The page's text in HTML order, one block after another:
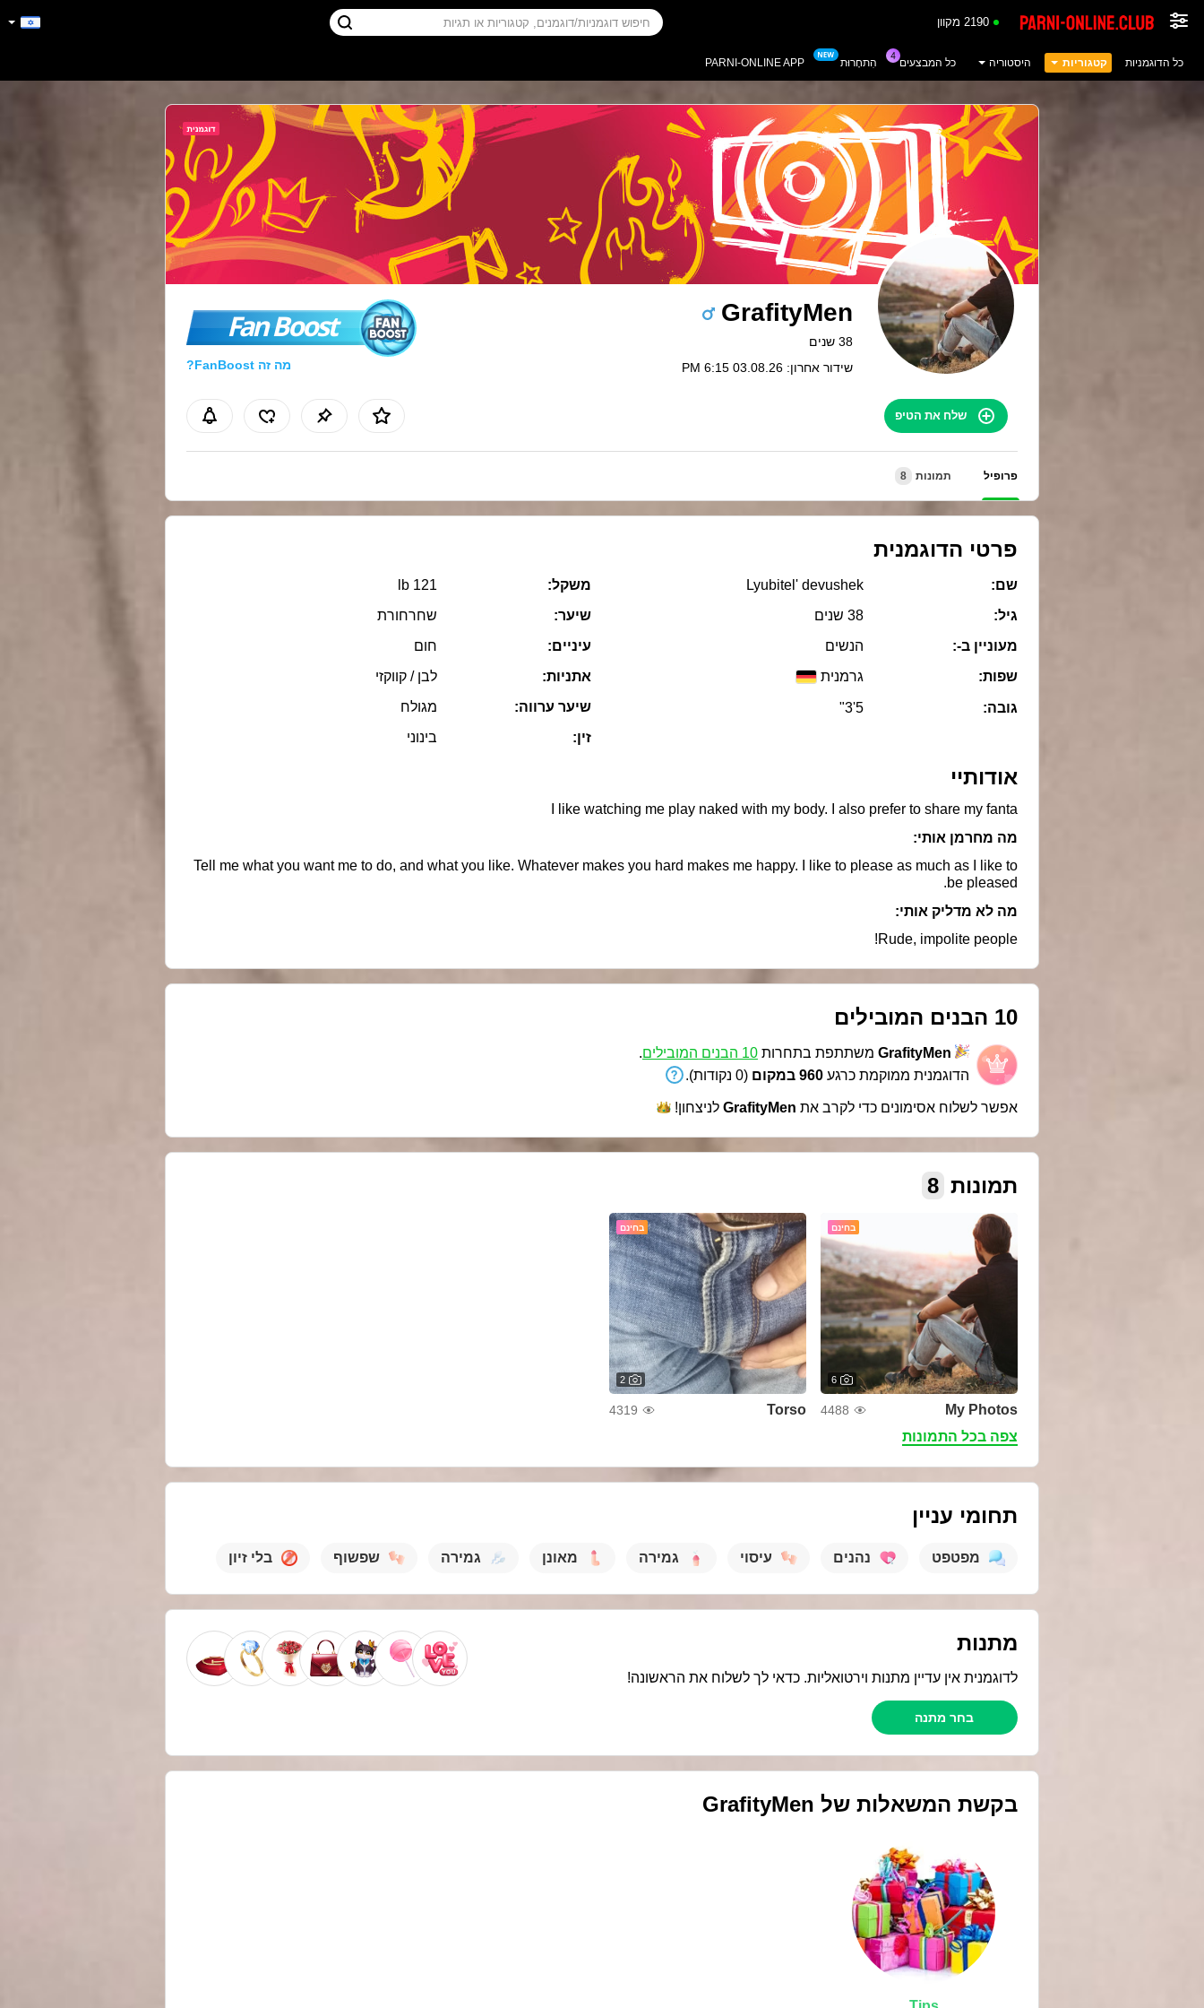
2190 מקוון
כל הדוגמניות קטגוריות היסטוריה כל המבצעים הִתחָרוּת PARNI-ONLINE APP
GrafityMen
38 שנים
שידור אחרון: 03.08.26 6:15 PM
Fan Boost
מה זה FanBoost?
שלח את הטיפ
פרופיל תמונות 8
פרטי הדוגמנית
שם:
Lyubitel' devushek
גיל:
38 שנים
מעוניין ב-:
הנשים
שפות:
גרמנית
גובה: 5'3"
משקל:
121 lb
שיער:
שחרחורת
עיניים:
חום
אתניות:
לבן / קווקזי
שיער ערווה:
מגולח
זין:
בינוני
אודותיי
I like watching me play naked with my body. I also prefer to share my fanta
מה מחרמן אותי:
Tell me what you want me to do, and what you like. Whatever makes you hard makes me happy. I like to please as much as I like to
be pleased.
מה לא מדליק אותי:
Rude, impolite people!
10 הבנים המובילים
GrafityMen משתתפת בתחרות 10 הבנים המובילים
.
הדוגמנית ממוקמת כרגע 960 במקום (0 נקודות).
אפשר לשלוח אסימונים כדי לקרב את GrafityMen לניצחון!
תמונות 8
בחינם
6
My Photos
4488
בחינם
2
Torso
4319
צפה בכל התמונות
תחומי עניין
מפטפט נהנים עיסוי גמירה מאונן גמירה שפשוף בלי זיון
מתנות
לדוגמנית אין עדיין מתנות וירטואליות. כדאי לך לשלוח את הראשונה!
בחר מתנה
בקשת המשאלות של GrafityMen